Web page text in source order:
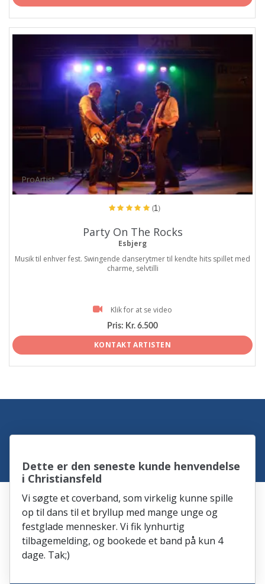
ProArtist
(1)
Party On The Rocks
Esbjerg
Musik til enhver fest. Swingende danserytmer til kendte hits spillet med
charme, selvtilli
Klik for at se video
Pris: Kr. 6.500
KONTAKT ARTISTEN
Dette er den seneste kunde henvendelse
i Christiansfeld
Vi søgte et coverband, som virkelig kunne spille
op til dans til et bryllup med mange unge og
festglade mennesker. Vi fik lynhurtig
tilbagemelding, og bookede et band på kun 4
dage. Tak;)